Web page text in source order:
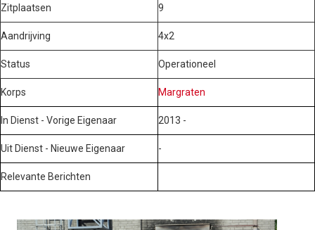
Zitplaatsen 9
Aandrijving 4x2
Status Operationeel
Korps Margraten
In Dienst - Vorige Eigenaar 2013 -
Uit Dienst - Nieuwe Eigenaar -
Relevante Berichten